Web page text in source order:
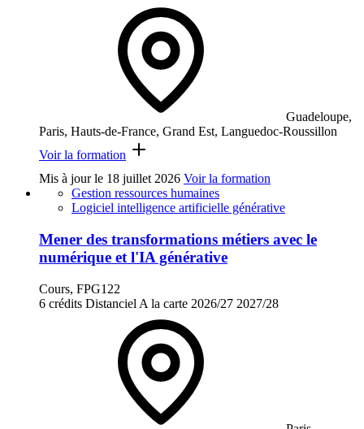
Guadeloupe,
Paris, Hauts-de-France, Grand Est, Languedoc-Roussillon
Voir la formation
Mis à jour le 18 juillet 2026 Voir la formation
Gestion ressources humaines
Logiciel intelligence artificielle générative
Mener des transformations métiers avec le
numérique et l'IA générative
Cours, FPG122
6 crédits Distanciel A la carte 2026/27 2027/28